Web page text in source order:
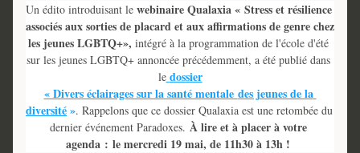
Un édito introduisant le webinaire Qualaxia « Stress et résilience
associés aux sorties de placard et aux affirmations de genre chez
les jeunes LGBTQ+», intégré à la programmation de l'école d'été
sur les jeunes LGBTQ+ annoncée précédemment, a été publié dans
le dossier
« Divers éclairages sur la santé mentale des jeunes de la
diversité». Rappelons que ce dossier Qualaxia est une retombée du
dernier événement Paradoxes. À lire et à placer à votre
agenda : le mercredi 19 mai, de 11h30 à 13h !